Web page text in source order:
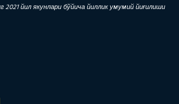
йил якунлари бўйича йиллик умумий йиғилиши